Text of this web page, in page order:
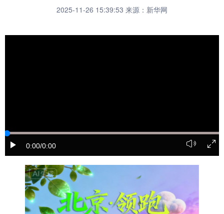
思客智库 全球连线
科技 科普 体育 文化
会展 时尚
悦读 公益 书画 一带一路
亚太网 上市公司
2025-11-26 15:39:53 来源：新华网
0:00/0:00